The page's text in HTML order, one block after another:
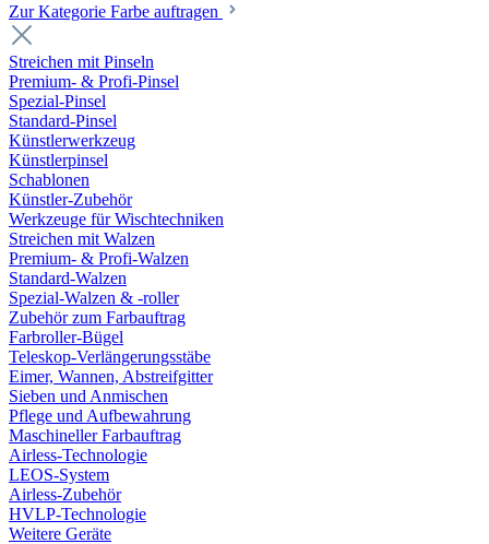
Zur Kategorie Farbe auftragen
Streichen mit Pinseln
Premium- & Profi-Pinsel
Spezial-Pinsel
Standard-Pinsel
Künstlerwerkzeug
Künstlerpinsel
Schablonen
Künstler-Zubehör
Werkzeuge für Wischtechniken
Streichen mit Walzen
Premium- & Profi-Walzen
Standard-Walzen
Spezial-Walzen & -roller
Zubehör zum Farbauftrag
Farbroller-Bügel
Teleskop-Verlängerungsstäbe
Eimer, Wannen, Abstreifgitter
Sieben und Anmischen
Pflege und Aufbewahrung
Maschineller Farbauftrag
Airless-Technologie
LEOS-System
Airless-Zubehör
HVLP-Technologie
Weitere Geräte